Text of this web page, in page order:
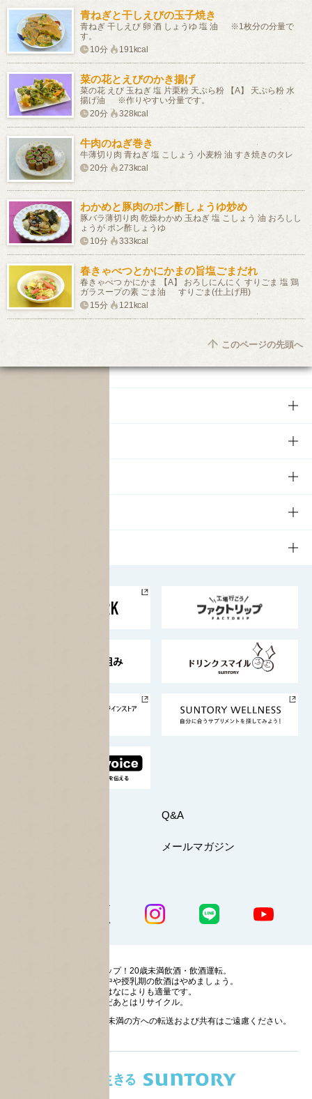
青ねぎと干しえびの玉子焼き
青ねぎ 干しえび 卵 酒 しょうゆ 塩 油 ※1枚分の分量で
す。
10分
191kcal
菜の花とえびのかき揚げ
菜の花 えび 玉ねぎ 塩 片栗粉 天ぷら粉 【A】 天ぷら粉 水
揚げ油 ※作りやすい分量です。
20分
328kcal
牛肉のねぎ巻き
牛薄切り肉 青ねぎ 塩 こしょう 小麦粉 油 すき焼きのタレ
20分
273kcal
わかめと豚肉のポン酢しょうゆ炒め
豚バラ薄切り肉 乾燥わかめ 玉ねぎ 塩 こしょう 油 おろしし
ょうが ポン酢しょうゆ
10分
333kcal
春きゃべつとかにかまの旨塩ごまだれ
春きゃべつ かにかま 【A】 おろしにんにく すりごま 塩 鶏
ガラスープの素 ごま油 すりごま(仕上げ用)
15分
121kcal
このページの先頭へ
サントリーサンバーズ大阪
サントリーが考えるサステナビリティ経営
Q&A
メールマガジン
ストップ！20歳未満飲酒・飲酒運転。
妊娠中や授乳期の飲酒はやめましょう。
お酒はなによりも適量です。
のんだあとはリサイクル。
お酒に関する情報の20歳未満の方への転送および共有はご遠慮ください。